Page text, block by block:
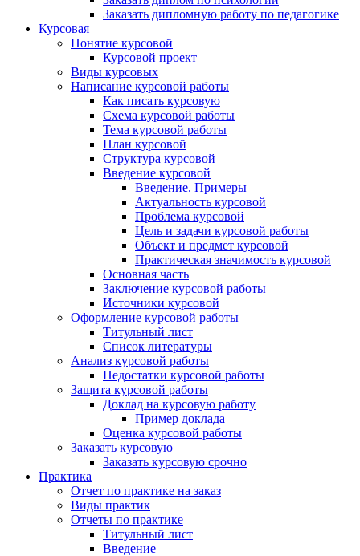
Заказать дипломную работу по педагогике
Курсовая
Понятие курсовой
Курсовой проект
Виды курсовых
Написание курсовой работы
Как писать курсовую
Схема курсовой работы
Тема курсовой работы
План курсовой
Структура курсовой
Введение курсовой
Введение. Примеры
Актуальность курсовой
Проблема курсовой
Цель и задачи курсовой работы
Объект и предмет курсовой
Практическая значимость курсовой
Основная часть
Заключение курсовой работы
Источники курсовой
Оформление курсовой работы
Титульный лист
Список литературы
Анализ курсовой работы
Недостатки курсовой работы
Защита курсовой работы
Доклад на курсовую работу
Пример доклада
Оценка курсовой работы
Заказать курсовую
Заказать курсовую срочно
Практика
Отчет по практике на заказ
Виды практик
Отчеты по практике
Титульный лист
Введение